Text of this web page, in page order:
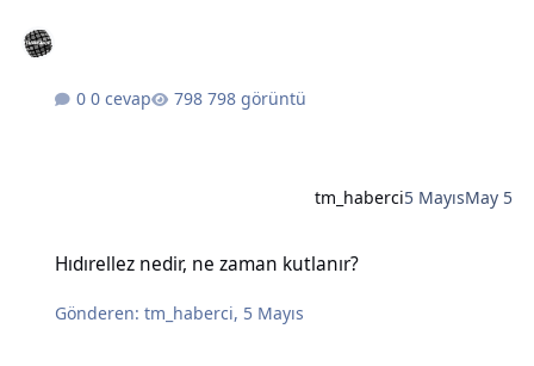
0 cevap 798 görüntü
tm_haberci5 MayısMay 5
Hıdırellez nedir, ne zaman kutlanır?
Gönderen:tm_haberci, 5 Mayıs